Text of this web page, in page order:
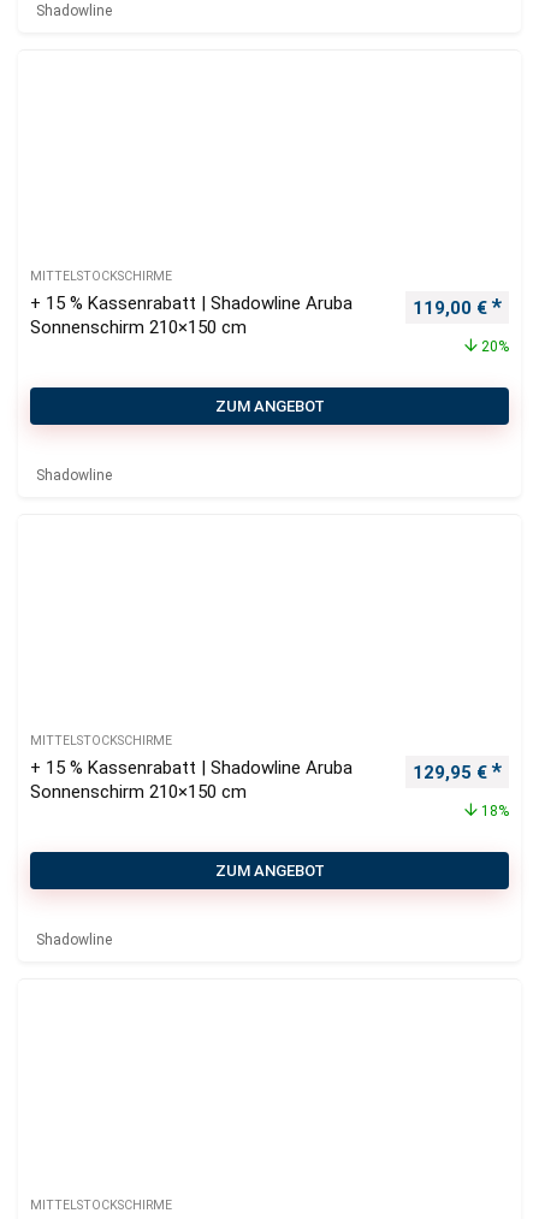
Shadowline
MITTELSTOCKSCHIRME
+ 15 % Kassenrabatt | Shadowline Aruba
Sonnenschirm 210×150 cm
119,00 €
20%
ZUM ANGEBOT
Shadowline
MITTELSTOCKSCHIRME
+ 15 % Kassenrabatt | Shadowline Aruba
Sonnenschirm 210×150 cm
129,95 €
18%
ZUM ANGEBOT
Shadowline
MITTELSTOCKSCHIRME